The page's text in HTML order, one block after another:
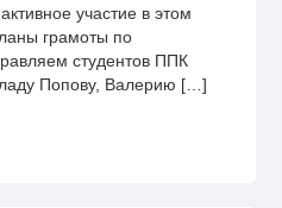
участие в этом
грамоты по
студентов ППК
Попову, Валерию […]